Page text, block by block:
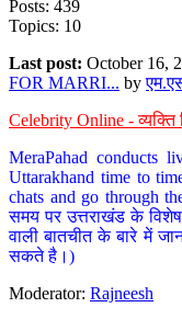
Posts: 439
Topics: 10
Last post: October 16,
FOR MARRI... by
Celebrity Online - व्यक्ति
MeraPahad conducts
Uttarakhand time to
chats and go through
समय पर उत्तराखंड के
वाली बातचीत के बारे में
सकते है।)
Moderator: Rajneesh